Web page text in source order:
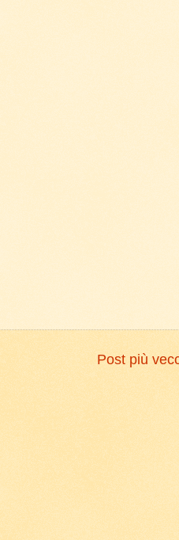
Post più